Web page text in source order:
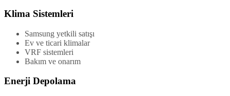
Klima Sistemleri
Samsung yetkili satışı
Ev ve ticari klimalar
VRF sistemleri
Bakım ve onarım
Enerji Depolama